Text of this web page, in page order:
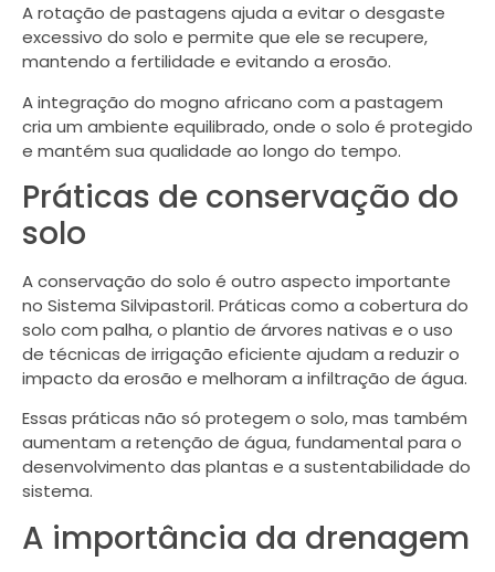
A rotação de pastagens ajuda a evitar o desgaste
excessivo do solo e permite que ele se recupere,
mantendo a fertilidade e evitando a erosão.
A integração do mogno africano com a pastagem
cria um ambiente equilibrado, onde o solo é protegido
e mantém sua qualidade ao longo do tempo.
Práticas de conservação do
solo
A conservação do solo é outro aspecto importante
no Sistema Silvipastoril. Práticas como a cobertura do
solo com palha, o plantio de árvores nativas e o uso
de técnicas de irrigação eficiente ajudam a reduzir o
impacto da erosão e melhoram a infiltração de água.
Essas práticas não só protegem o solo, mas também
aumentam a retenção de água, fundamental para o
desenvolvimento das plantas e a sustentabilidade do
sistema.
A importância da drenagem